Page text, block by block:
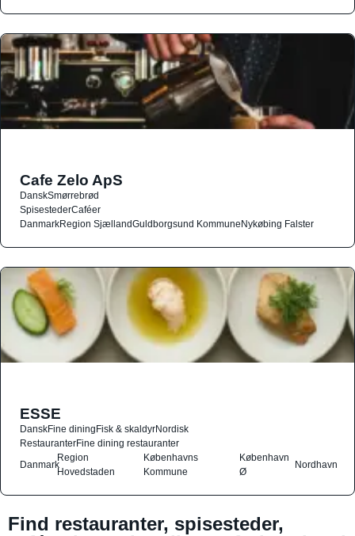
Cafe Zelo ApS
DanskSmørrebrød
SpisestederCaféer
DanmarkRegion SjællandGuldborgsund KommuneNykøbing Falster
ESSE
DanskFine diningFisk & skaldyrNordisk
RestauranterFine dining restauranter
Danmark
Region
Hovedstaden
Københavns
Kommune
København
Ø
Nordhavn
Find restauranter, spisesteder,